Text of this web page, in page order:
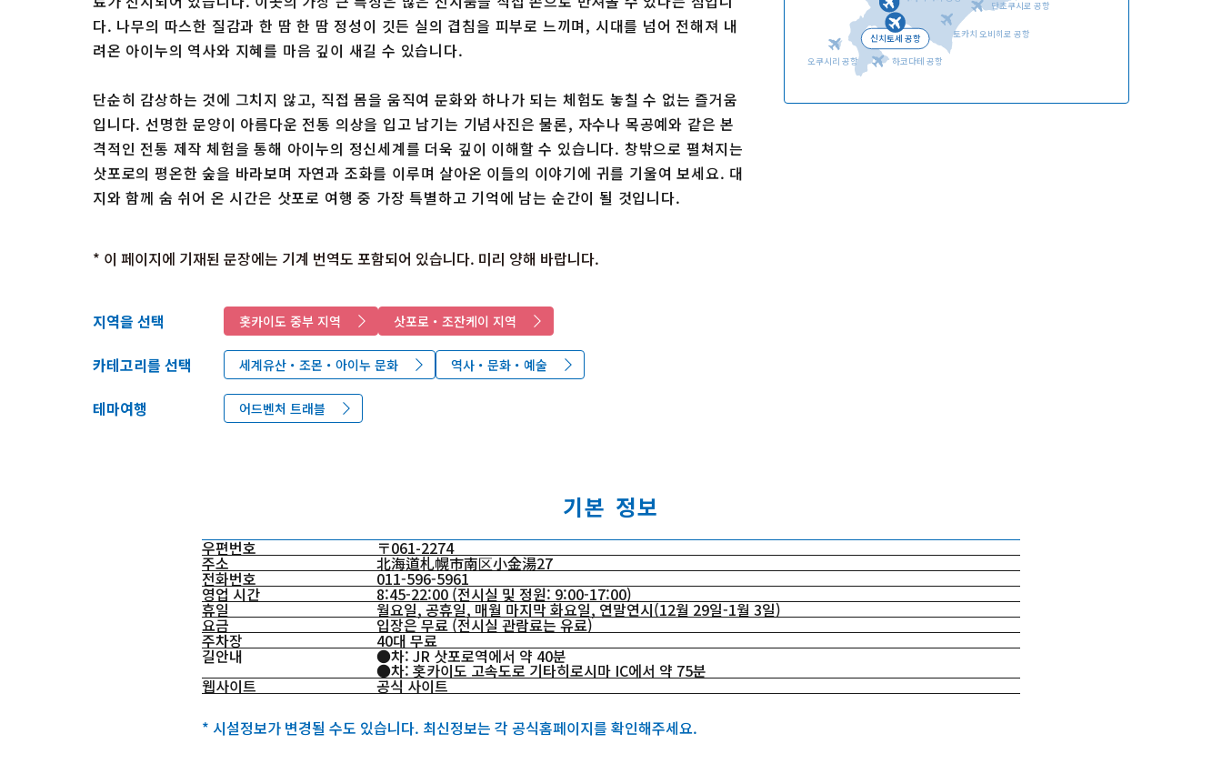
다. 나무의 따스한 질감과 한 땀 한 땀 정성이 깃든 실의 겹침을 피부로 느끼며, 시대를 넘어 전해져 내
려온 아이누의 역사와 지혜를 마음 깊이 새길 수 있습니다.
단순히 감상하는 것에 그치지 않고, 직접 몸을 움직여 문화와 하나가 되는 체험도 놓칠 수 없는 즐거움
입니다. 선명한 문양이 아름다운 전통 의상을 입고 남기는 기념사진은 물론, 자수나 목공예와 같은 본
격적인 전통 제작 체험을 통해 아이누의 정신세계를 더욱 깊이 이해할 수 있습니다. 창밖으로 펼쳐지는
삿포로의 평온한 숲을 바라보며 자연과 조화를 이루며 살아온 이들의 이야기에 귀를 기울여 보세요. 대
지와 함께 숨 쉬어 온 시간은 삿포로 여행 중 가장 특별하고 기억에 남는 순간이 될 것입니다.
* 이 페이지에 기재된 문장에는 기계 번역도 포함되어 있습니다. 미리 양해 바랍니다.
지역을 선택 홋카이도 중부 지역 삿포로・조잔케이 지역
카테고리를 선택 세계유산・조몬・아이누 문화 역사・문화・예술
테마여행 어드벤처 트래블
신치토세 공항
하코다테 공항
오쿠시리 공항
단초쿠시로 공항
토카치 오비히로 공항
기본 정보
우편번호 〒061-2274
주소 北海道札幌市南区小金湯27
전화번호 011-596-5961
영업 시간 8:45-22:00 (전시실 및 정원: 9:00-17:00)
휴일 월요일, 공휴일, 매월 마지막 화요일, 연말연시(12월 29일-1월 3일)
요금 입장은 무료 (전시실 관람료는 유료)
주차장 40대 무료
길안내 ●차: JR 삿포로역에서 약 40분
●차: 홋카이도 고속도로 기타히로시마 IC에서 약 75분
웹사이트
공식 사이트
* 시설정보가 변경될 수도 있습니다. 최신정보는 각 공식홈페이지를 확인해주세요.